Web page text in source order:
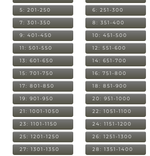
5: 201-250 6: 251-300
7: 301-350 8: 351-400
9: 401-450 10: 451-500
11: 501-550 12: 551-600
13: 601-650 14: 651-700
15: 701-750 16: 751-800
17: 801-850 18: 851-900
19: 901-950 20: 951-1000
21: 1001-1050 22: 1051-1100
23: 1101-1150 24: 1151-1200
25: 1201-1250 26: 1251-1300
27: 1301-1350 28: 1351-1400